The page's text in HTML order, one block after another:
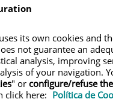
900 301 013
its own cookies and
not guarantee an
analysis, improving
of your navigation.
" or configure/refuse
click here: Política de